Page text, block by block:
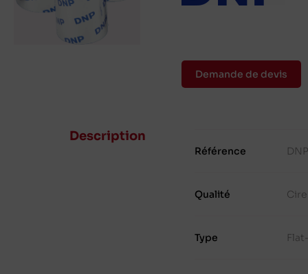
Demande de devis
Description
Référence
Qualité Cire
Type